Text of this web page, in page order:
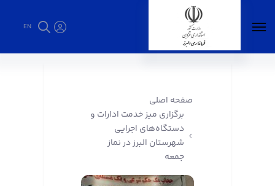
EN
صفحه اصلی
برگزاری میز خدمت ادارات و
دستگاه‌های اجرایی
شهرستان البرز در نماز
جمعه